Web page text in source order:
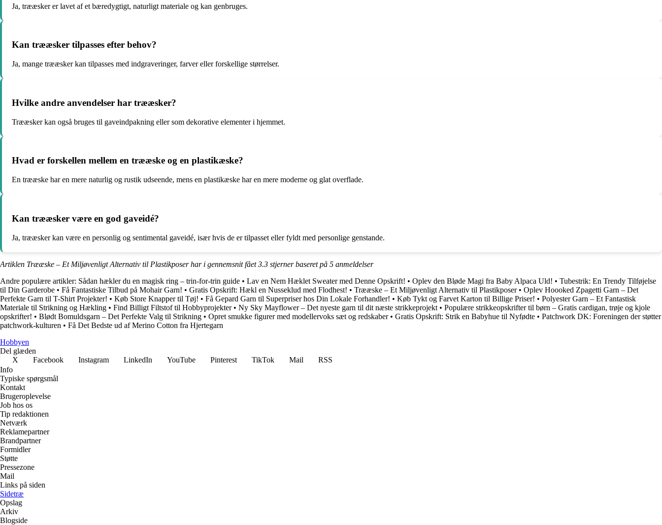
Ja, trææsker er lavet af et bæredygtigt, naturligt materiale og kan genbruges.
Kan trææsker tilpasses efter behov?
Ja, mange trææsker kan tilpasses med indgraveringer, farver eller forskellige størrelser.
Hvilke andre anvendelser har trææsker?
Trææsker kan også bruges til gaveindpakning eller som dekorative elementer i hjemmet.
Hvad er forskellen mellem en trææske og en plastikæske?
En trææske har en mere naturlig og rustik udseende, mens en plastikæske har en mere moderne og glat overflade.
Kan trææsker være en god gaveidé?
Ja, trææsker kan være en personlig og sentimental gaveidé, især hvis de er tilpasset eller fyldt med personlige genstande.
Artiklen Trææske – Et Miljøvenligt Alternativ til Plastikposer har i gennemsnit fået3.3 stjerner baseret på 5 anmeldelser
Andre populære artikler: Sådan hækler du en magisk ring – trin-for-trin guide • Lav en Nem Hæklet Sweater med Denne Opskrift! • Oplev den Bløde Magi fra Baby Alpaca Uld! • Tubestrik: En Trendy Tilføjelse
til Din Garderobe • Få Fantastiske Tilbud på Mohair Garn! • Gratis Opskrift: Hækl en Nusseklud med Flodhest! • Trææske – Et Miljøvenligt Alternativ til Plastikposer• Oplev Hoooked Zpagetti Garn – Det
Perfekte Garn til T-Shirt Projekter! • Køb Store Knapper til Tøj! • Få Gepard Garn til Superpriser hos Din Lokale Forhandler! • Køb Tykt og Farvet Karton til Billige Priser! • Polyester Garn – Et Fantastisk
Materiale til Strikning og Hækling • Find Billigt Filtstof til Hobbyprojekter• Ny Sky Mayflower – Det nyeste garn til dit næste strikkeprojekt • Populære strikkeopskrifter til børn – Gratis cardigan, trøje og kjole
opskrifter! • Blødt Bomuldsgarn – Det Perfekte Valg til Strikning • Opret smukke figurer med modellervoks sæt og redskaber• Gratis Opskrift: Strik en Babyhue til Nyfødte • Patchwork DK: Foreningen der støtter
patchwork-kulturen • Få Det Bedste ud af Merino Cotton fra Hjertegarn
Hobbyen
Del glæden
X
Facebook Instagram LinkedIn YouTube Pinterest TikTok Mail
RSS
Info
Typiske spørgsmål
Kontakt
Brugeroplevelse
Job hos os
Tip redaktionen
Netværk
Reklamepartner
Brandpartner
Formidler
Støtte
Pressezone
Mail
Links på siden
Sidetræ
Opslag
Arkiv
Blogside